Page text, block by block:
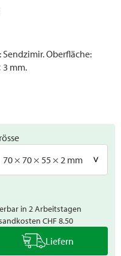
Oberfläche:
3 mm.
70 × 70 × 55 × 2 mm
in 2 Arbeitstagen
CHF 8.50
Liefern